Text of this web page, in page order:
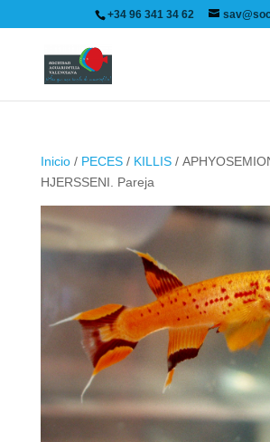
+34 96 341 34 62
Inicio/ PECES/ KILLIS/
HJERSSENI. Pareja